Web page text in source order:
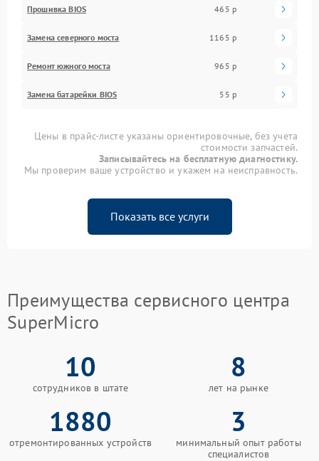
Прошивка BIOS 465 р
Замена северного моста 1165 р
Ремонт южного моста 965 р
Замена батарейки BIOS 55 р
Цены в прайс-листе указаны ориентировочные, без учета
стоимости запчастей.
Записывайтесь на бесплатную диагностику.
Мы проверим ваше устройство и укажем на неисправность.
Показать все услуги
Преимущества сервисного центра
SuperMicro
10
сотрудников в штате
8
лет на рынке
1880
отремонтированных устройств
3
минимальный опыт работы
специалистов